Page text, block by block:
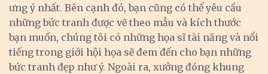
ưng ý nhất. Bên cạnh đó, bạn cũng có thể yêu cầu
những bức tranh được vẽ theo mẫu và kích thước
bạn muốn, chúng tôi có những họa sĩ tài năng và nổi
tiếng trong giới hội họa sẽ đem đến cho bạn những
bức tranh đẹp như ý. Ngoài ra, xưởng đóng khung